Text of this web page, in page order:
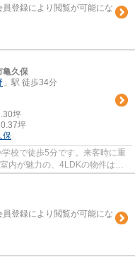
登録により閲覧が可能にな
亀久保
」駅 徒歩34分
坪
坪
保
校で徒歩5分です。来客時に重
内が魅力の、4LDKの物件はこ
、...
登録により閲覧が可能にな